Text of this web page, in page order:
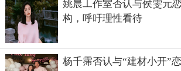
姚晨工作室否认与侯雯元
构，呼吁理性看待
杨千霈否认与“建材小开”